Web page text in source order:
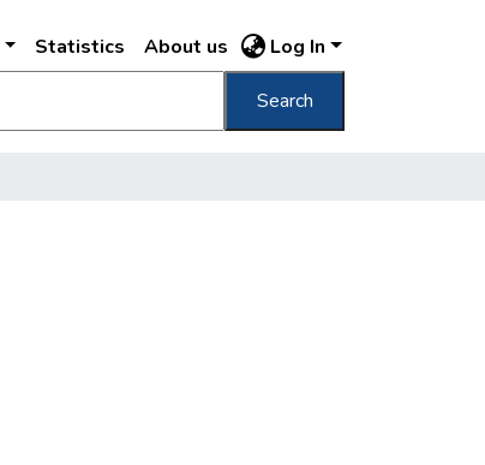
Statistics About us Log In
Search